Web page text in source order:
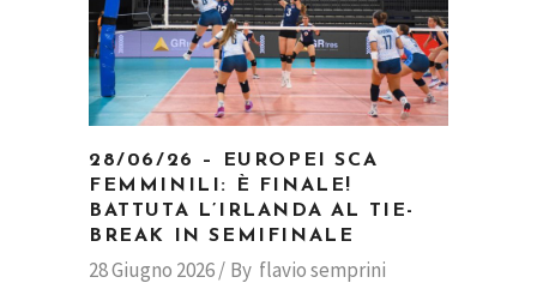
28/06/26 – EUROPEI SCA
FEMMINILI: È FINALE!
BATTUTA L’IRLANDA AL TIE-
BREAK IN SEMIFINALE
28 Giugno 2026 By flavio semprini